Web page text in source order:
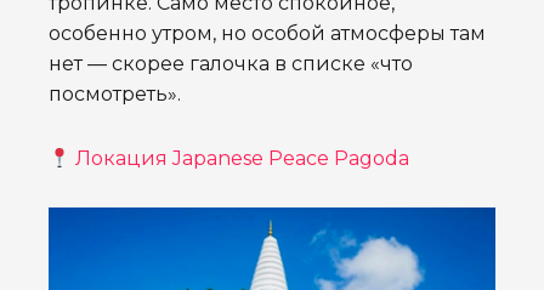
особенно утром, но особой атмосферы там
нет — скорее галочка в списке «что
посмотреть».
Локация Japanese Peace Pagoda